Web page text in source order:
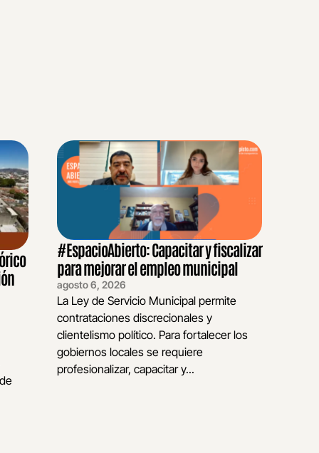
#EspacioAbierto: Capacitar y fiscalizar
para mejorar el empleo municipal
agosto 6, 2026
La Ley de Servicio Municipal permite
contrataciones discrecionales y
clientelismo político. Para fortalecer los
gobiernos locales se requiere
profesionalizar, capacitar y...